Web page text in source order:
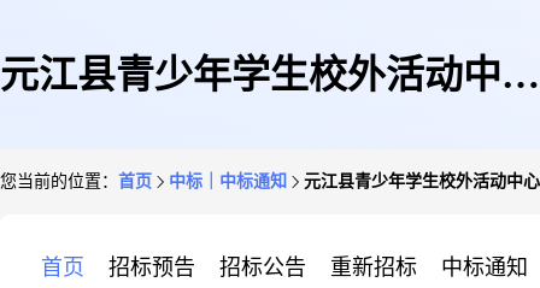
元江县青少年学生校外活动中心
您当前的位置： 首页 中标｜中标通知 元江县青少年学生校外活动中
首页 招标预告 招标公告 重新招标 中标通知